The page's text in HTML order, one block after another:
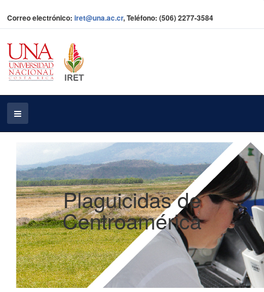
Correo electrónico: iret@una.ac.cr, Teléfono: (506) 2277-3584
Plaguicidas de
Centroamérica